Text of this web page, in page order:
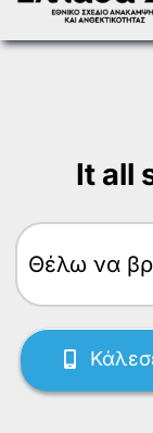
It all
Θέλω